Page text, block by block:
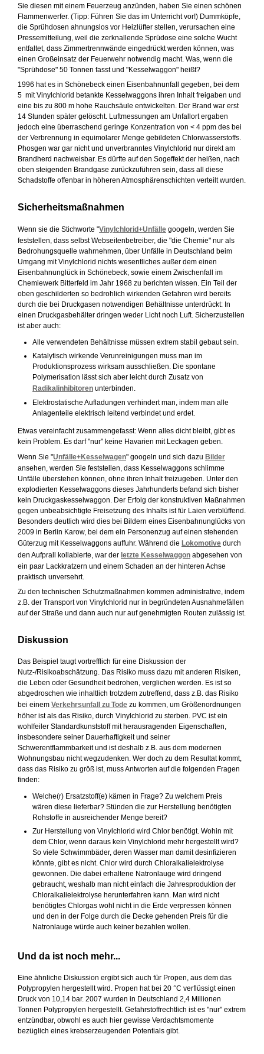
Sie diesen mit einem Feuerzeug anzünden, haben Sie einen schönen
Flammenwerfer. (Tipp: Führen Sie das im Unterricht vor!) Dummköpfe,
die Sprühdosen ahnungslos vor Heizlüfter stellen, verursachen eine
Pressemitteilung, weil die zerknallende Sprüdose eine solche Wucht
entfaltet, dass Zimmertrennwände eingedrückt werden können, was
einen Großeinsatz der Feuerwehr notwendig macht. Was, wenn die
"Sprühdose" 50 Tonnen fasst und "Kesselwaggon" heißt?
1996 hat es in Schönebeck einen Eisenbahnunfall gegeben, bei dem
5 mit Vinylchlorid betankte Kesselwaggons ihren Inhalt freigaben und
eine bis zu 800 m hohe Rauchsäule entwickelten. Der Brand war erst
14 Stunden später gelöscht. Luftmessungen am Unfallort ergaben
jedoch eine überraschend geringe Konzentration von < 4 ppm des bei
der Verbrennung in equimolarer Menge gebildeten Chlorwasserstoffs.
Phosgen war gar nicht und unverbranntes Vinylchlorid nur direkt am
Brandherd nachweisbar. Es dürfte auf den Sogeffekt der heißen, nach
oben steigenden Brandgase zurückzuführen sein, dass all diese
Schadstoffe offenbar in höheren Atmosphärenschichten verteilt wurden.
Sicherheitsmaßnahmen
Wenn sie die Stichworte "Vinylchlorid+Unfälle googeln, werden Sie
feststellen, dass selbst Webseitenbetreiber, die "die Chemie" nur als
Bedrohungsquelle wahrnehmen, über Unfälle in Deutschland beim
Umgang mit Vinylchlorid nichts wesentliches außer dem einen
Eisenbahnunglück in Schönebeck, sowie einem Zwischenfall im
Chemiewerk Bitterfeld im Jahr 1968 zu berichten wissen. Ein Teil der
oben geschilderten so bedrohlich wirkenden Gefahren wird bereits
durch die bei Druckgasen notwendigen Behältnisse unterdrückt: In
einen Druckgasbehälter dringen weder Licht noch Luft. Sicherzustellen
ist aber auch:
Alle verwendeten Behältnisse müssen extrem stabil gebaut sein.
Katalytisch wirkende Verunreinigungen muss man im
Produktionsprozess wirksam ausschließen. Die spontane
Polymerisation lässt sich aber leicht durch Zusatz von
Radikalinhibitoren unterbinden.
Elektrostatische Aufladungen verhindert man, indem man alle
Anlagenteile elektrisch leitend verbindet und erdet.
Etwas vereinfacht zusammengefasst: Wenn alles dicht bleibt, gibt es
kein Problem. Es darf "nur" keine Havarien mit Leckagen geben.
Wenn Sie "Unfälle+Kesselwagen" googeln und sich dazu Bilder
ansehen, werden Sie feststellen, dass Kesselwaggons schlimme
Unfälle überstehen können, ohne ihren Inhalt freizugeben. Unter den
explodierten Kesselwaggons dieses Jahrhunderts befand sich bisher
kein Druckgaskesselwaggon. Der Erfolg der konstruktiven Maßnahmen
gegen unbeabsichtigte Freisetzung des Inhalts ist für Laien verblüffend.
Besonders deutlich wird dies bei Bildern eines Eisenbahnunglücks von
2009 in Berlin Karow, bei dem ein Personenzug auf einen stehenden
Güterzug mit Kesselwaggons auffuhr. Während die Lokomotive durch
den Aufprall kollabierte, war der letzte Kesselwaggon abgesehen von
ein paar Lackkratzern und einem Schaden an der hinteren Achse
praktisch unversehrt.
Zu den technischen Schutzmaßnahmen kommen administrative, indem
z.B. der Transport von Vinylchlorid nur in begründeten Ausnahmefällen
auf der Straße und dann auch nur auf genehmigten Routen zulässig ist.
Diskussion
Das Beispiel taugt vortrefflich für eine Diskussion der
Nutz-/Risikoabschätzung. Das Risiko muss dazu mit anderen Risiken,
die Leben oder Gesundheit bedrohen, verglichen werden. Es ist so
abgedroschen wie inhaltlich trotzdem zutreffend, dass z.B. das Risiko
bei einem Verkehrsunfall zu Tode zu kommen, um Größenordnungen
höher ist als das Risiko, durch Vinylchlorid zu sterben. PVC ist ein
wohlfeiler Standardkunststoff mit herausragenden Eigenschaften,
insbesondere seiner Dauerhaftigkeit und seiner
Schwerentflammbarkeit und ist deshalb z.B. aus dem modernen
Wohnungsbau nicht wegzudenken. Wer doch zu dem Resultat kommt,
dass das Risiko zu größ ist, muss Antworten auf die folgenden Fragen
finden:
Welche(r) Ersatzstoff(e) kämen in Frage? Zu welchem Preis
wären diese lieferbar? Stünden die zur Herstellung benötigten
Rohstoffe in ausreichender Menge bereit?
Zur Herstellung von Vinylchlorid wird Chlor benötigt. Wohin mit
dem Chlor, wenn daraus kein Vinylchlorid mehr hergestellt wird?
So viele Schwimmbäder, deren Wasser man damit desinfizieren
könnte, gibt es nicht. Chlor wird durch Chloralkalielektrolyse
gewonnen. Die dabei erhaltene Natronlauge wird dringend
gebraucht, weshalb man nicht einfach die Jahresproduktion der
Chloralkalielektrolyse herunterfahren kann. Man wird nicht
benötigtes Chlorgas wohl nicht in die Erde verpressen können
und den in der Folge durch die Decke gehenden Preis für die
Natronlauge würde auch keiner bezahlen wollen.
Und da ist noch mehr...
Eine ähnliche Diskussion ergibt sich auch für Propen, aus dem das
Polypropylen hergestellt wird. Propen hat bei 20 °C verflüssigt einen
Druck von 10,14 bar. 2007 wurden in Deutschland 2,4 Millionen
Tonnen Polypropylen hergestellt. Gefahrstoffrechtlich ist es "nur" extrem
entzündbar, obwohl es auch hier gewisse Verdachtsmomente
bezüglich eines krebserzeugenden Potentials gibt.